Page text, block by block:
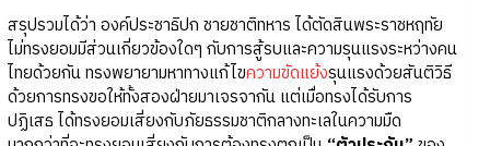
สรุปรวมได้ว่า องค์ประชาธิปก ชายชาติทหาร ได้ตัดสินพระราชหฤทัย
ไม่ทรงยอมมีส่วนเกี่ยวข้องใดๆ กับการสู้รบและความรุนแรงระหว่างคน
ไทยด้วยกัน ทรงพยายามหาทางแก้ไขความขัดแย้งรุนแรงด้วยสันติวิธี
ด้วยการทรงขอให้ทั้งสองฝ่ายมาเจรจากัน แต่เมื่อทรงได้รับการ
ปฏิเสธ ได้ทรงยอมเสี่ยงกับภัยธรรมชาติกลางทะเลในความมืด